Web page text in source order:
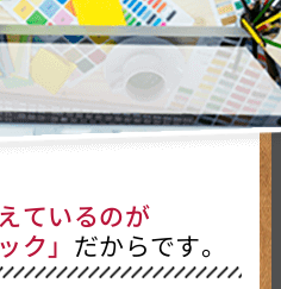
ているのが
ク」 だからです。